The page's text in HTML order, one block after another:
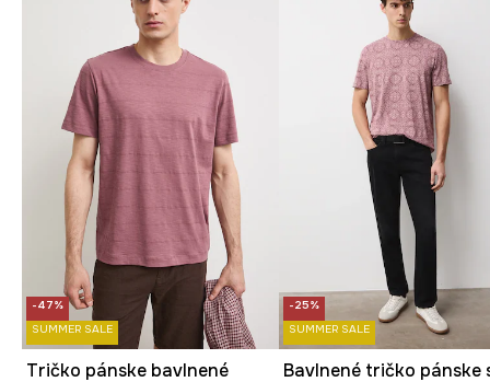
-47%
SUMMER SALE
Tričko pánske bavlnené
-25%
SUMMER SALE